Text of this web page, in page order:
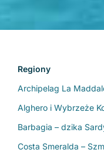
Regiony
Archipelag La
Alghero i Wybrzeże
Barbagia – dzika
Costa Smeralda –